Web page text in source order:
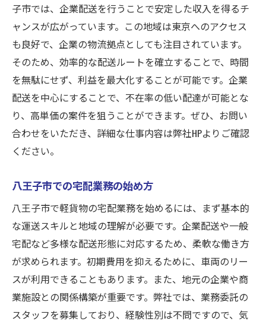
子市では、企業配送を行うことで安定した収入を得るチ
ャンスが広がっています。この地域は東京へのアクセス
も良好で、企業の物流拠点としても注目されています。
そのため、効率的な配送ルートを確立することで、時間
を無駄にせず、利益を最大化することが可能です。企業
配送を中心にすることで、不在率の低い配達が可能とな
り、高単価の案件を狙うことができます。ぜひ、お問い
合わせをいただき、詳細な仕事内容は弊社HPよりご確認
ください。
八王子市での宅配業務の始め方
八王子市で軽貨物の宅配業務を始めるには、まず基本的
な運送スキルと地域の理解が必要です。企業配送や一般
宅配など多様な配送形態に対応するため、柔軟な働き方
が求められます。初期費用を抑えるために、車両のリー
スが利用できることもあります。また、地元の企業や商
業施設との関係構築が重要です。弊社では、業務委託の
スタッフを募集しており、経験性別は不問ですので、気